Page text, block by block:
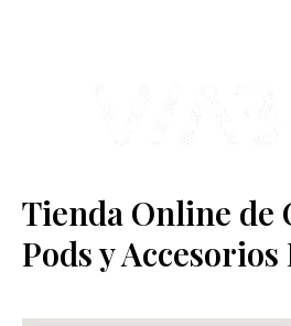
Tienda Online de
Pods y